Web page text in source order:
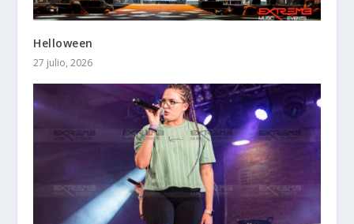
Helloween
27 julio, 2026